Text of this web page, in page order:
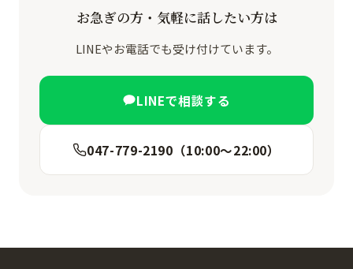
お急ぎの方・気軽に話したい方は
LINEやお電話でも受け付けています。
LINEで相談する
047-779-2190（10:00〜22:00）